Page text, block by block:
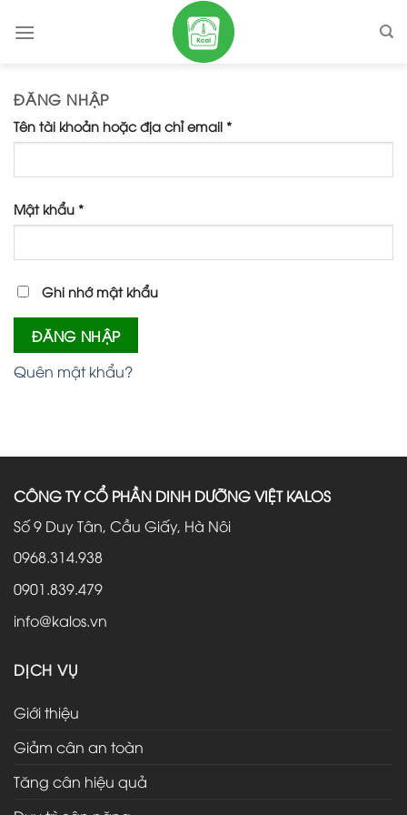
ĐĂNG NHẬP
Tên tài khoản hoặc địa chỉ email *
Mật khẩu *
Ghi nhớ mật khẩu
ĐĂNG NHẬP
Quên mật khẩu?
CÔNG TY CỔ PHẦN DINH DƯỠNG VIỆT KALOS
Số 9 Duy Tân, Cầu Giấy, Hà Nôi
0968.314.938
0901.839.479
info@kalos.vn
DỊCH VỤ
Giới thiệu
Giảm cân an toàn
Tăng cân hiệu quả